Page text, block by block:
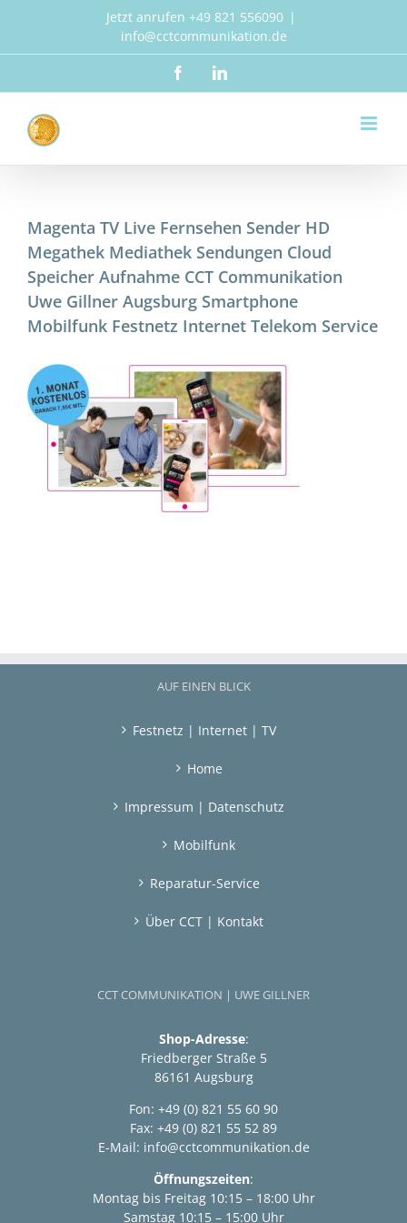
Jetzt anrufen +49 821 556090 |
info@cctcommunikation.de
FacebookLinkedIn
Magenta TV Live Fernsehen Sender HD
Megathek Mediathek Sendungen Cloud
Speicher Aufnahme CCT Communikation
Uwe Gillner Augsburg Smartphone
Mobilfunk Festnetz Internet Telekom Service
AUF EINEN BLICK
Festnetz | Internet | TV
Home
Impressum | Datenschutz
Mobilfunk
Reparatur-Service
Über CCT | Kontakt
CCT COMMUNIKATION | UWE GILLNER
Shop-Adresse:
Friedberger Straße 5
86161 Augsburg
Fon: +49 (0) 821 55 60 90
Fax: +49 (0) 821 55 52 89
E-Mail: info@cctcommunikation.de
Öffnungszeiten:
Montag bis Freitag 10:15 – 18:00 Uhr
Samstag 10:15 – 15:00 Uhr